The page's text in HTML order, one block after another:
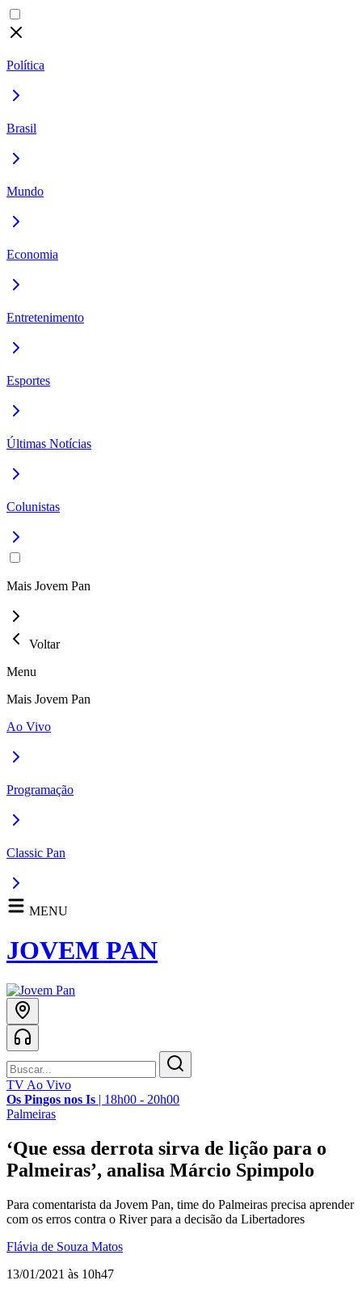
Política
Brasil
Mundo
Economia
Entretenimento
Esportes
Últimas Notícias
Colunistas
Mais Jovem Pan
Voltar
Menu
Mais Jovem Pan
Ao Vivo
Programação
Classic Pan
MENU
JOVEM PAN
TV Ao Vivo
Os Pingos nos Is | 18h00 - 20h00
Palmeiras
‘Que essa derrota sirva de lição para o
Palmeiras’, analisa Márcio Spimpolo
Para comentarista da Jovem Pan, time do Palmeiras precisa aprender
com os erros contra o River para a decisão da Libertadores
Flávia de Souza Matos
13/01/2021 às 10h47